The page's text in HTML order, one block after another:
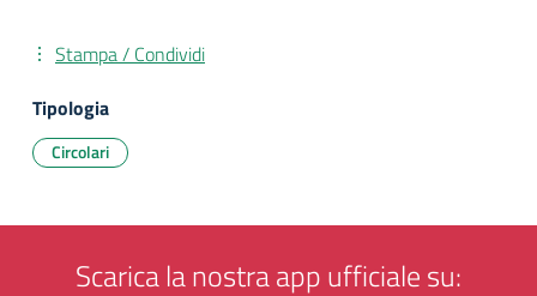
Stampa / Condividi
Tipologia
Circolari
Scarica la nostra app ufficiale su: